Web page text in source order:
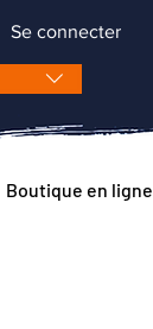
Se connecter
Boutique en ligne